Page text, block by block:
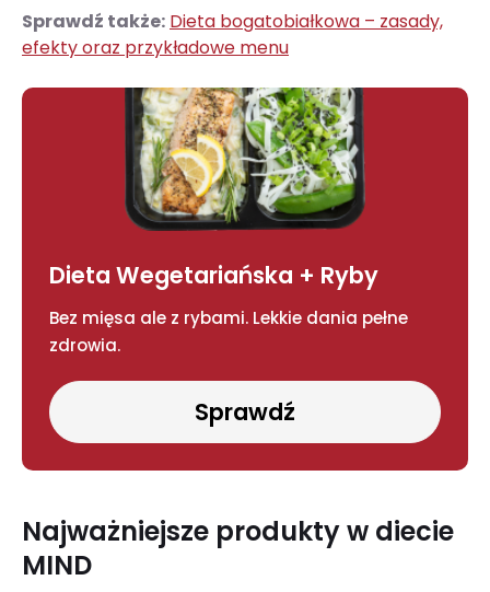
Sprawdź także: Dieta bogatobiałkowa – zasady,
efekty oraz przykładowe menu
Dieta Wegetariańska + Ryby
Bez mięsa ale z rybami. Lekkie dania pełne
zdrowia.
Sprawdź
Najważniejsze produkty w diecie
MIND